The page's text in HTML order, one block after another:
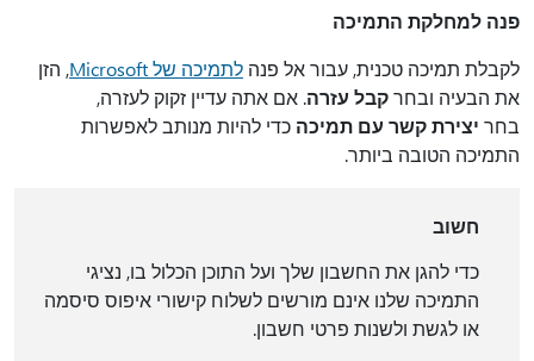
פנה למחלקת התמיכה
לקבלת תמיכה טכנית, עבור אל פנה לתמיכה של Microsoft
, הזן
את הבעיה ובחרקבל עזרה. אם אתה עדיין זקוק לעזרה,
בחר יצירת קשר עם תמיכה כדי להיות מנותב לאפשרות
התמיכה הטובה ביותר.
חשוב
כדי להגן את החשבון שלך ועל התוכן הכלול בו, נציגי
התמיכה שלנו אינם מורשים לשלוח קישורי איפוס סיסמה
או לגשת ולשנות פרטי חשבון.